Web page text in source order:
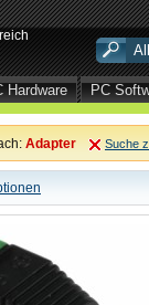
Hardware PC
Adapter Suche